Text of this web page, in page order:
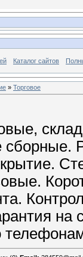
Каталог сайтов
» Торговое
сборные.
на